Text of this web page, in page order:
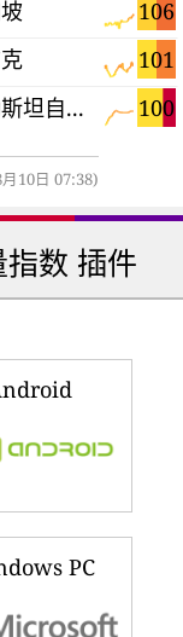
106
101
100
巴勒斯坦自治區
10日 07:38)
数 插件
PC